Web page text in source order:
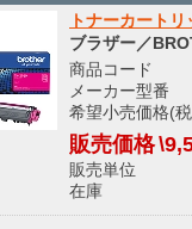
トナーカート
ブラザー／
商品コー
メーカー型
希望小売価格(
販売価格
販売単
在庫